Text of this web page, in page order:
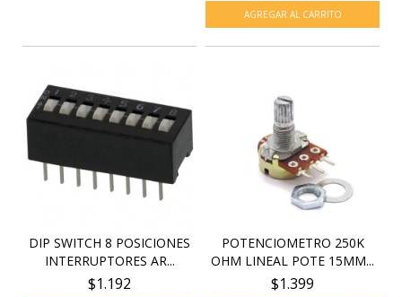
DIP SWITCH 8 POSICIONES
INTERRUPTORES AR...
$1.192
POTENCIOMETRO 250K
OHM LINEAL POTE 15MM...
$1.399